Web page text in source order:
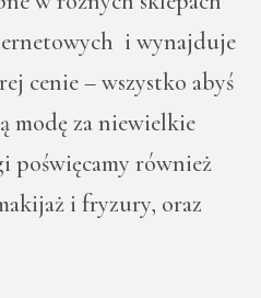
i wynajduje
cenie – wszystko abyś
modę za niewielkie
poświęcamy również
i fryzury, oraz